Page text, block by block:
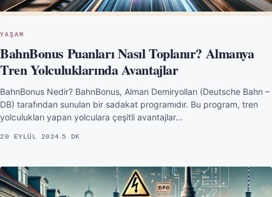
YAŞAM
BahnBonus Puanları Nasıl Toplanır? Almanya
Tren Yolculuklarında Avantajlar
BahnBonus Nedir? BahnBonus, Alman Demiryolları (Deutsche Bahn –
DB) tarafından sunulan bir sadakat programıdır. Bu program, tren
yolculukları yapan yolculara çeşitli avantajlar…
20 EYLÜL 2024 5 DK